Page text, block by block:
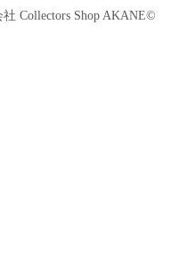
Collectors Shop AKANE©